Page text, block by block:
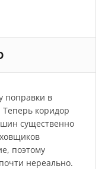
поправки в
коридор
существенно
поэтому
нереально.